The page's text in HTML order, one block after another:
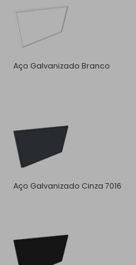
Aço Galvanizado Branco
Aço Galvanizado Cinza 7016